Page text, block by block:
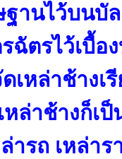
ฐานไว้บนบั
ฉัตรไว้เบื้อ
เหล่าช้างเ
ล่าช้างก็เ
ารถ เหล่า